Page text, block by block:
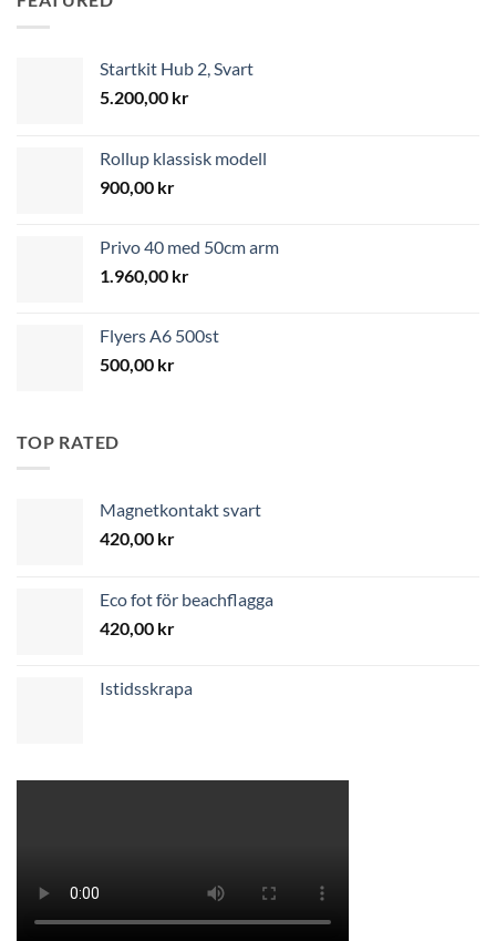
Startkit Hub 2, Svart
5.200,00 kr
Rollup klassisk modell
900,00 kr
Privo 40 med 50cm arm
1.960,00 kr
Flyers A6 500st
500,00 kr
TOP RATED
Magnetkontakt svart
420,00 kr
Eco fot för beachflagga
420,00 kr
Istidsskrapa